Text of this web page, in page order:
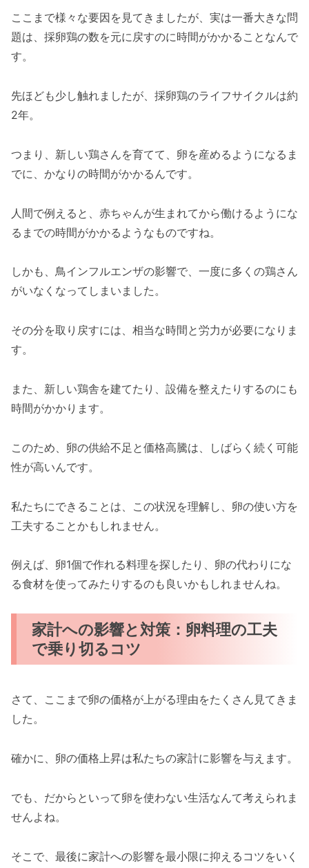
ここまで様々な要因を見てきましたが、実は一番大きな問
題は、採卵鶏の数を元に戻すのに時間がかかることなんで
す。
先ほども少し触れましたが、採卵鶏のライフサイクルは約
2年。
つまり、新しい鶏さんを育てて、卵を産めるようになるま
でに、かなりの時間がかかるんです。
人間で例えると、赤ちゃんが生まれてから働けるようにな
るまでの時間がかかるようなものですね。
しかも、鳥インフルエンザの影響で、一度に多くの鶏さん
がいなくなってしまいました。
その分を取り戻すには、相当な時間と労力が必要になりま
す。
また、新しい鶏舎を建てたり、設備を整えたりするのにも
時間がかかります。
このため、卵の供給不足と価格高騰は、しばらく続く可能
性が高いんです。
私たちにできることは、この状況を理解し、卵の使い方を
工夫することかもしれません。
例えば、卵1個で作れる料理を探したり、卵の代わりにな
る食材を使ってみたりするのも良いかもしれませんね。
家計への影響と対策：卵料理の工夫
で乗り切るコツ
さて、ここまで卵の価格が上がる理由をたくさん見てきま
した。
確かに、卵の価格上昇は私たちの家計に影響を与えます。
でも、だからといって卵を使わない生活なんて考えられま
せんよね。
そこで、最後に家計への影響を最小限に抑えるコツをいく